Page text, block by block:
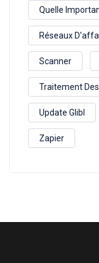
Quelle
Réseaux
Scanner
Traitement
Update Glibl
Zapier